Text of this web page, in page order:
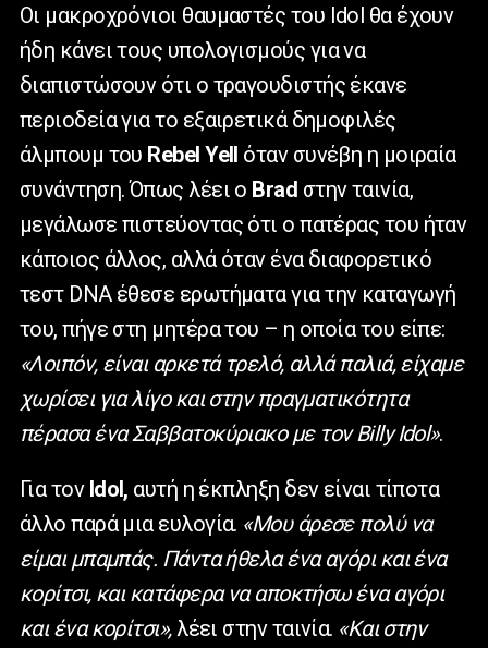
Οι μακροχρόνιοι θαυμαστές του Idol θα έχουν
ήδη κάνει τους υπολογισμούς για να
διαπιστώσουν ότι ο τραγουδιστής έκανε
περιοδεία για το εξαιρετικά δημοφιλές
άλμπουμ του Rebel Yell όταν συνέβη η μοιραία
συνάντηση. Όπως λέει ο Brad στην ταινία,
μεγάλωσε πιστεύοντας ότι ο πατέρας του ήταν
κάποιος άλλος, αλλά όταν ένα διαφορετικό
τεστ DNA έθεσε ερωτήματα για την καταγωγή
του, πήγε στη μητέρα του – η οποία του είπε:
«Λοιπόν, είναι αρκετά τρελό, αλλά παλιά, είχαμε
χωρίσει για λίγο και στην πραγματικότητα
πέρασα ένα Σαββατοκύριακο με τον Billy Idol».
Για τον Idol, αυτή η έκπληξη δεν είναι τίποτα
άλλο παρά μια ευλογία. «Μου άρεσε πολύ να
είμαι μπαμπάς. Πάντα ήθελα ένα αγόρι και ένα
κορίτσι, και κατάφερα να αποκτήσω ένα αγόρι
και ένα κορίτσι»,λέει στην ταινία. «Και στην